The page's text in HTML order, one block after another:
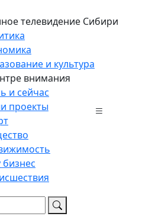
телевидение Сибири
и культура
внимания
и сейчас
проекты